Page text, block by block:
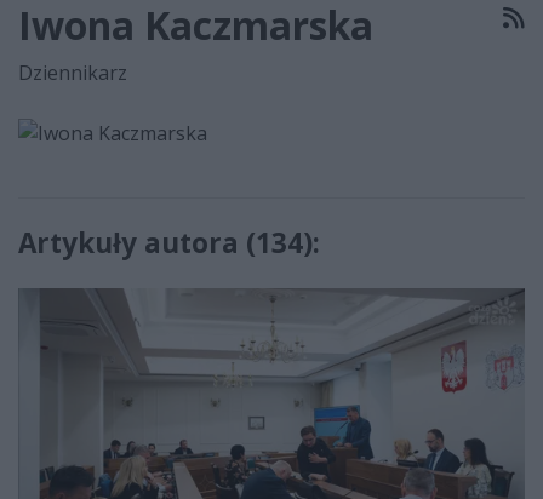
Iwona Kaczmarska
Dziennikarz
Artykuły autora (134):